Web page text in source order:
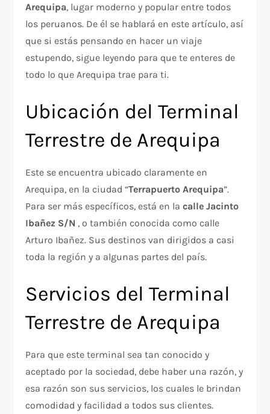
Arequipa, lugar moderno y popular entre todos
los peruanos. De él se hablará en este artículo, así
que si estás pensando en hacer un viaje
estupendo, sigue leyendo para que te enteres de
todo lo que Arequipa trae para ti.
Ubicación del Terminal
Terrestre de Arequipa
Este se encuentra ubicado claramente en
Arequipa, en la ciudad “Terrapuerto Arequipa”.
Para ser más específicos, está en lacalle Jacinto
Ibañez S/N , o también conocida como calle
Arturo Ibañez. Sus destinos van dirigidos a casi
toda la región y a algunas partes del país.
Servicios del Terminal
Terrestre de Arequipa
Para que este terminal sea tan conocido y
aceptado por la sociedad, debe haber una razón, y
esa razón son sus servicios, los cuales le brindan
comodidad y facilidad a todos sus clientes.